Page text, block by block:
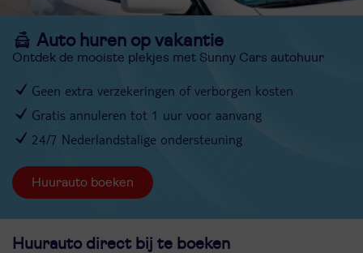
Auto huren op vakantie
Ontdek de mooiste plekjes met Sunny Cars autohuur
Geen extra verzekeringen of verborgen kosten
Gratis annuleren tot 1 uur voor aanvang
24/7 Nederlandstalige ondersteuning
Huurauto boeken
Huurauto direct bij te boeken